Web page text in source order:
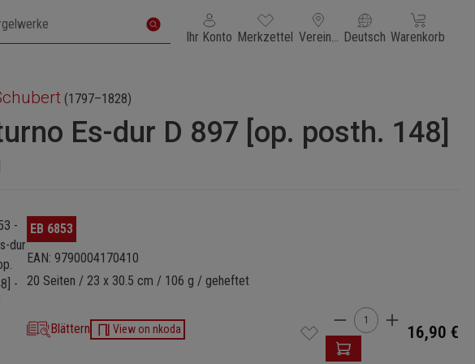
Ihr Konto Du hast 0 Produkte auf dem Merkzettel
Merkzettel Vereinigte Staaten von Amerika
Deutsch Warenkorb
Warenkorb
(1797–1828)
Es-dur D 897 [op. posth. 148]
überspringen
EB 6853
EAN: 9790004170410
20 Seiten / 23 x 30.5 cm / 106 g / geheftet
Blättern View on nkoda Produkt Anzahl:
16,90 €